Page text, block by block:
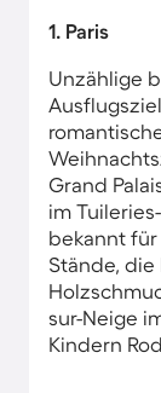
1. Paris
Unzählige
Grand
im
bekannt
Stände,
sur-Neige
Kindern